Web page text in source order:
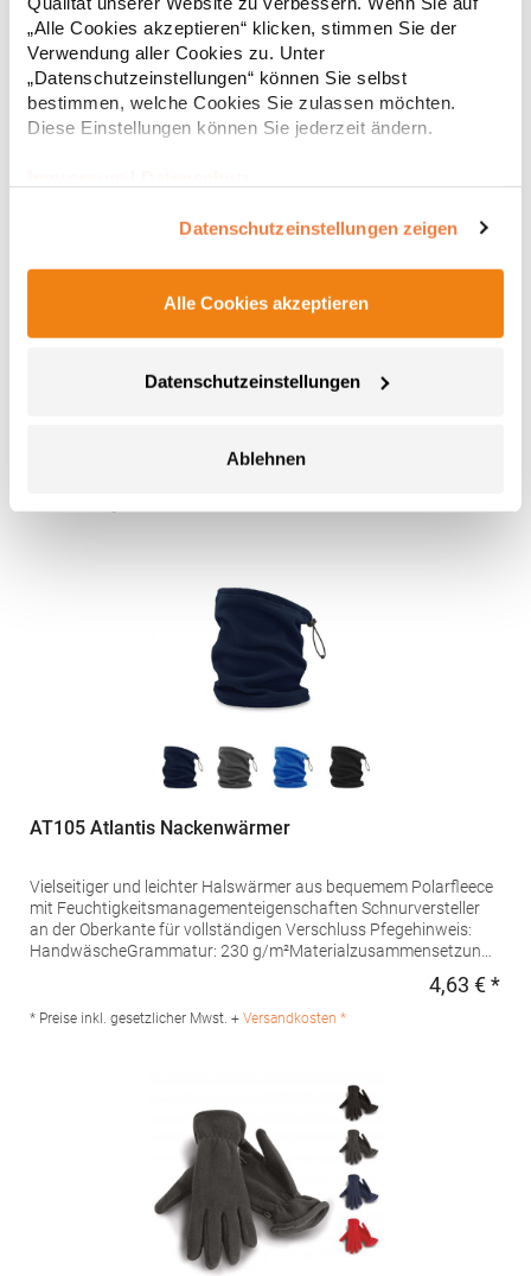
„Alle Cookies akzeptieren“ klicken, stimmen Sie der
Verwendung aller Cookies zu. Unter
„Datenschutzeinstellungen“ können Sie selbst
bestimmen, welche Cookies Sie zulassen möchten.
Diese Einstellungen können Sie jederzeit ändern.
Datenschutzeinstellungen zeigen
Alle Cookies akzeptieren
Datenschutzeinstellungen
Ablehnen
AT7001 Atlantis Nantai Halswärmer
Kompakte Bauweise Merinowolle Thermische Regulierung
Antibakterielle EigenschaftenPfegehinweis:
Via Giorgio La Pira, 19 – 3007 San Donà di Piave (VE),
AT105 Atlantis Nackenwärmer
Vielseitiger und leichter Halswärmer aus bequemem Polarfleece
mit Feuchtigkeitsmanagementeigenschaften Schnurversteller
an der Oberkante für vollständigen Verschluss Pfegehinweis:
HandwäscheGrammatur: 230 g/m²Materialzusammensetzung:
Produktsicherheit: Herst.-Nr.: HOTRHersteller: Master Italia S.p.A.
Via Giorgio La Pira 19 30027 San Donà di Piave Italien E-Mail:
4,63 € *
* Preise inkl. gesetzlicher Mwst. + Versandkosten *